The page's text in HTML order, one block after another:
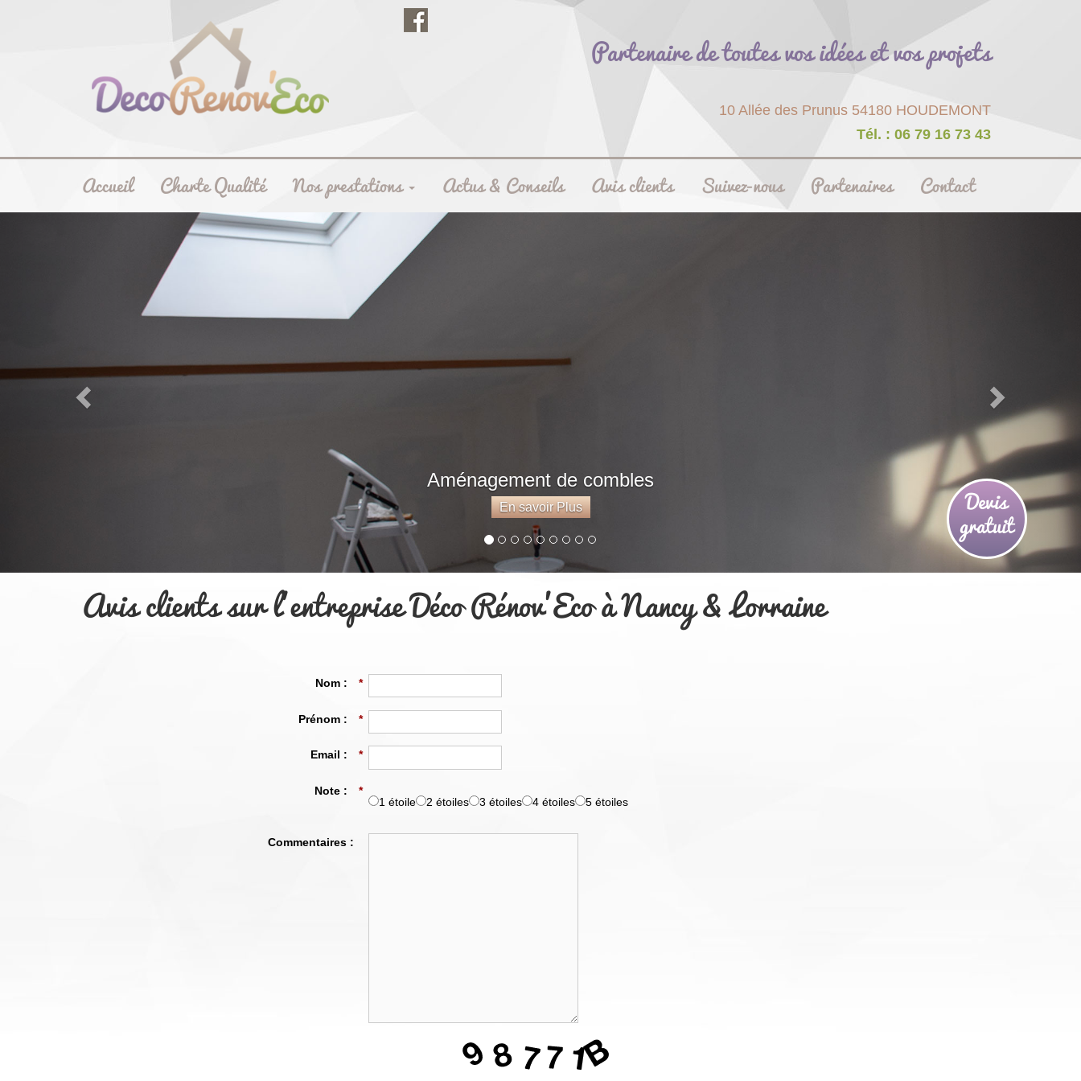
Devis
gratuit
Partenaire de toutes vos idées et vos projets
10 Allée des Prunus 54180 HOUDEMONT
Tél. : 06 79 16 73 43
Accueil Charte Qualité Nos prestations Actus & Conseils Avis clients Suivez-nous Partenaires Contact
Aménagement de combles
En savoir Plus
Avis clients sur l’entreprise Déco Rénov’Eco à Nancy & Lorraine
Nom : *
Prénom : *
Email : *
Note :
*
1 étoile
2 étoiles 3 étoiles 4 étoiles 5 étoiles
Commentaires :